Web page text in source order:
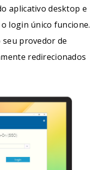
aplicativo desktop e
login único funcione.
provedor de
redirecionados